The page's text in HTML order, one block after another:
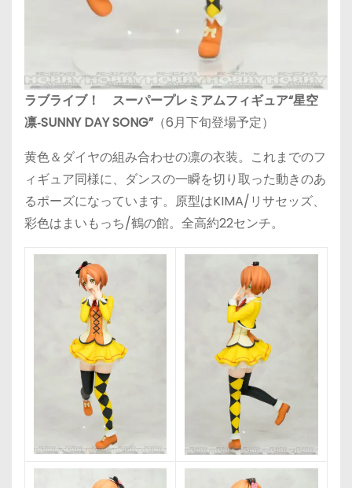
ラブライブ！ スーパープレミアムフィギュア“星空
凛‐SUNNY DAY SONG”（6月下旬登場予定）
黄色＆ダイヤの組み合わせの凛の衣装。これまでのフ
ィギュア同様に、ダンスの一瞬を切り取った動きのあ
るポーズになっています。原型はKIMA/リサセッズ、
彩色はまいもっち/鶴の館。全高約22センチ。